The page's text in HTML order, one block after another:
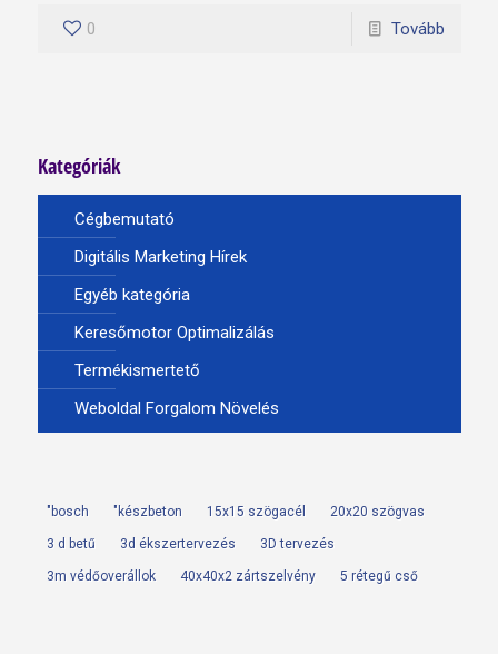
0 Tovább
Kategóriák
Cégbemutató
Digitális Marketing Hírek
Egyéb kategória
Keresőmotor Optimalizálás
Termékismertető
Weboldal Forgalom Növelés
"bosch "készbeton 15x15 szögacél 20x20 szögvas
3 d betű 3d ékszertervezés 3D tervezés
3m védőoverállok 40x40x2 zártszelvény 5 rétegű cső